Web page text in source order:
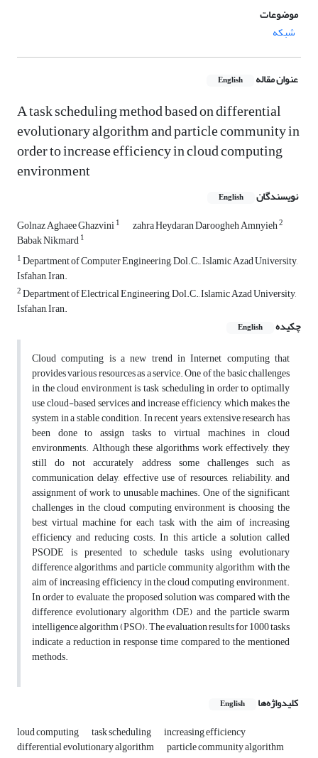
موضوعات
شبکه
عنوان مقاله English
A task scheduling method based on differential
evolutionary algorithm and particle community in
order to increase efficiency in cloud computing
environment
نویسندگان English
Golnaz Aghaee Ghazvini1 zahra Heydaran Daroogheh Amnyieh2
Babak Nikmard1
1Department of Computer Engineering, Dol.C., Islamic Azad University,
Isfahan, Iran.
2Department of Electrical Engineering, Dol.C., Islamic Azad University,
Isfahan, Iran.
چکیده
English
Cloud computing is a new trend in Internet computing that
provides various resources as a service. One of the basic challenges
in the cloud environment is task scheduling in order to optimally
use cloud-based services and increase efficiency, which makes the
system in a stable condition. In recent years, extensive research has
been done to assign tasks to virtual machines in cloud
environments. Although these algorithms work effectively, they
still do not accurately address some challenges such as
communication delay, effective use of resources, reliability, and
assignment of work to unusable machines. One of the significant
challenges in the cloud computing environment is choosing the
best virtual machine for each task with the aim of increasing
efficiency and reducing costs. In this article, a solution called
PSODE is presented to schedule tasks using evolutionary
difference algorithms and particle community algorithm with the
aim of increasing efficiency in the cloud computing environment.
In order to evaluate, the proposed solution was compared with the
difference evolutionary algorithm (DE) and the particle swarm
intelligence algorithm (PSO). The evaluation results for 1000 tasks
indicate a reduction in response time compared to the mentioned
methods.
کلیدواژه‌ها English
loud computing task scheduling increasing efficiency
differential evolutionary algorithm particle community algorithm